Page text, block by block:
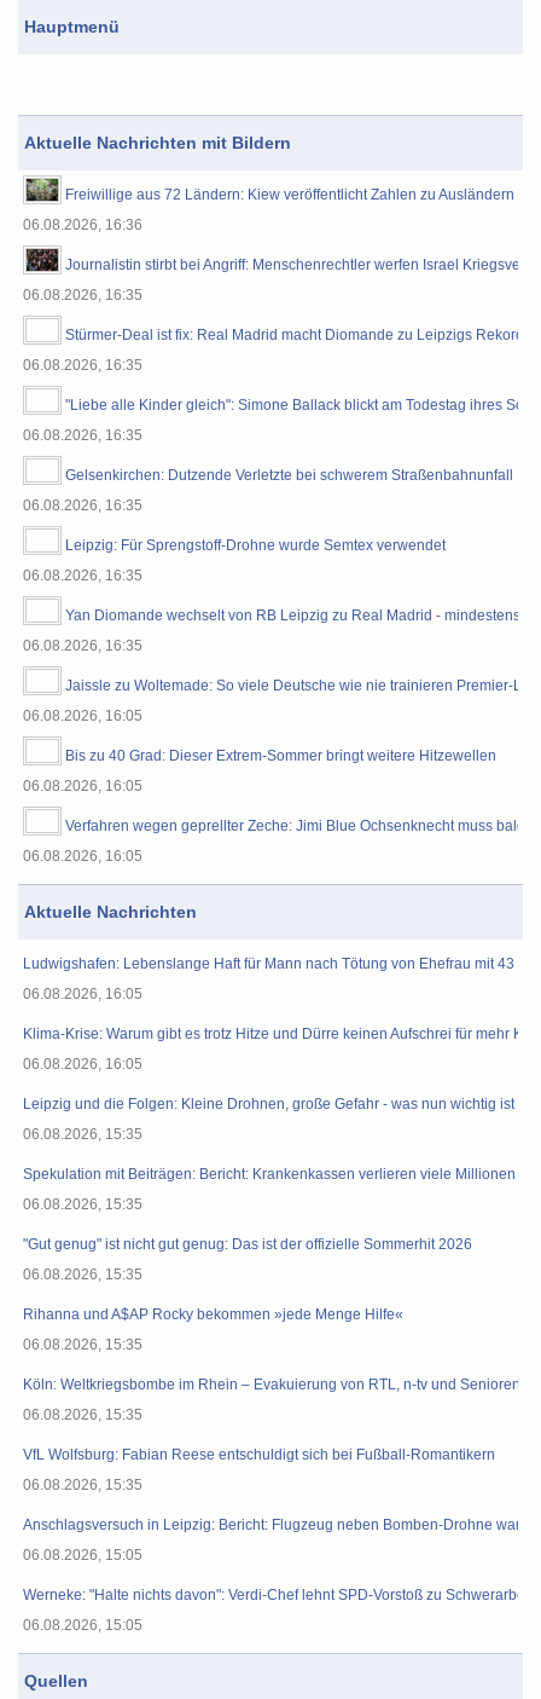
Hauptmenü
Aktuelle Nachrichten mit Bildern
Freiwillige aus 72 Ländern: Kiew veröffentlicht Zahlen zu Ausländern in
06.08.2026, 16:36
Journalistin stirbt bei Angriff: Menschenrechtler werfen Israel
06.08.2026, 16:35
Stürmer-Deal ist fix: Real Madrid macht Diomande zu Leipzigs
06.08.2026, 16:35
"Liebe alle Kinder gleich": Simone Ballack blickt am Todestag ihres
06.08.2026, 16:35
Gelsenkirchen: Dutzende Verletzte bei schwerem Straßenbahnunfall
06.08.2026, 16:35
Leipzig: Für Sprengstoff-Drohne wurde Semtex verwendet
06.08.2026, 16:35
Yan Diomande wechselt von RB Leipzig zu Real Madrid - mindestens
06.08.2026, 16:35
Jaissle zu Woltemade: So viele Deutsche wie nie trainieren Premier-
06.08.2026, 16:05
Bis zu 40 Grad: Dieser Extrem-Sommer bringt weitere Hitzewellen
06.08.2026, 16:05
Verfahren wegen geprellter Zeche: Jimi Blue Ochsenknecht muss bald
06.08.2026, 16:05
Aktuelle Nachrichten
Ludwigshafen: Lebenslange Haft für Mann nach Tötung von Ehefrau mit 43
06.08.2026, 16:05
Klima-Krise: Warum gibt es trotz Hitze und Dürre keinen Aufschrei für mehr
06.08.2026, 16:05
Leipzig und die Folgen: Kleine Drohnen, große Gefahr - was nun wichtig ist
06.08.2026, 15:35
Spekulation mit Beiträgen: Bericht: Krankenkassen verlieren viele Millionen
06.08.2026, 15:35
"Gut genug" ist nicht gut genug: Das ist der offizielle Sommerhit 2026
06.08.2026, 15:35
Rihanna und A$AP Rocky bekommen »jede Menge Hilfe«
06.08.2026, 15:35
Köln: Weltkriegsbombe im Rhein – Evakuierung von RTL, n-tv und
06.08.2026, 15:35
VfL Wolfsburg: Fabian Reese entschuldigt sich bei Fußball-Romantikern
06.08.2026, 15:35
Anschlagsversuch in Leipzig: Bericht: Flugzeug neben Bomben-Drohne war
06.08.2026, 15:05
Werneke: "Halte nichts davon": Verdi-Chef lehnt SPD-Vorstoß zu
06.08.2026, 15:05
Quellen